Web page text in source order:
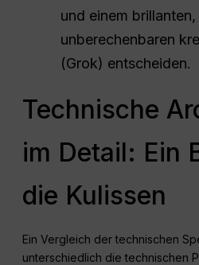
und einem
unberechenbaren
(Grok) entscheiden.
Technische
im Detail: Ein
die Kulissen
Ein Vergleich der technischen
unterschiedlich die technischen